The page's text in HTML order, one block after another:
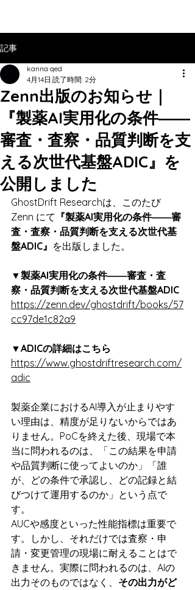
記事
Zenn出版のお知らせ｜
『製薬AI実用化の条件――
審査・査察・品質判断を支
える次世代基盤ADIC』を
公開しました
kanna qed
4月14日 読了時間: 2分
GhostDrift Researchは、このたび
Zenn にて 『製薬AI実用化の条件――審
査・査察・品質判断を支える次世代基
盤ADIC』 を出版しました。
▼製薬AI実用化の条件――審査・査
察・品質判断を支える次世代基盤ADIC
https://zenn.dev/ghostdrift/books/57
cc97de1c82a9
▼ADICの詳細はこちら
https://www.ghostdriftresearch.com/
adic
製薬企業におけるAI導入が止まりやす
い理由は、精度が足りないからではあ
りません。PoCを終えた後、現場で本
当に問われるのは、「この結果を申請
や品質判断に使ってよいのか」「誰
が、どの条件で承認し、どの記録と結
びつけて運用するのか」という点で
す。
AUCや感度といった性能指標は重要で
す。しかし、それだけでは査察・申
請・変更管理の現場に耐えることはで
きません。実際に問われるのは、AIの
出力そのものではなく、 その出力がど